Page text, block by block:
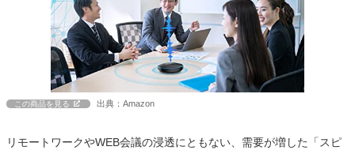
この商品を見る 出典：Amazon
リモートワークやWEB会議の浸透にともない、需要が増した「スピ